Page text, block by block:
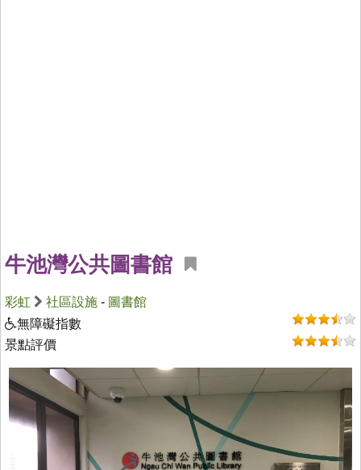
牛池灣公共圖書館
彩虹 社區設施 - 圖書館
無障礙指數
景點評價